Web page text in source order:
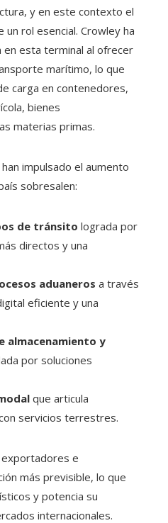
y en este contexto el
rol esencial. Crowley ha
en esta terminal al ofrecer
marítimo, lo que
carga en contenedores,
bienes
materias primas.
impulsado el aumento
sobresalen:
de tránsito lograda por
directos y una
aduaneros a través
eficiente y una
almacenamiento y
por soluciones
que articula
servicios terrestres.
exportadores e
más previsible, lo que
y potencia su
internacionales.